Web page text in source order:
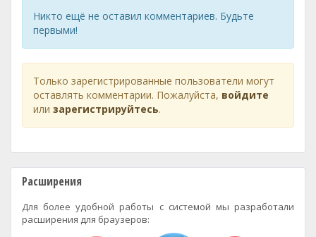
Никто ещё не оставил комментариев. Будьте
первыми!
Только зарегистрированные пользователи могут
оставлять комментарии. Пожалуйста, войдите
или зарегистрируйтесь.
Расширения
Для более удобной работы с системой мы разработали
расширения для браузеров: